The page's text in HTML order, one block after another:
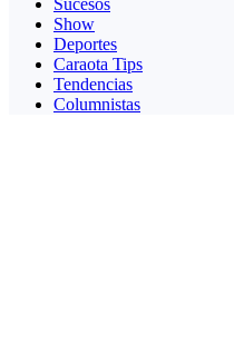
Sucesos
Show
Deportes
Caraota Tips
Tendencias
Columnistas